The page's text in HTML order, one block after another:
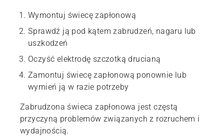
Wymontuj świecę zapłonową
Sprawdź ją pod kątem zabrudzeń, nagaru lub
uszkodzeń
Oczyść elektrodę szczotką drucianą
Zamontuj świecę zapłonową ponownie lub
wymień ją w razie potrzeby
Zabrudzona świeca zapłonowa jest częstą
przyczyną problemów związanych z rozruchem i
wydajnością.